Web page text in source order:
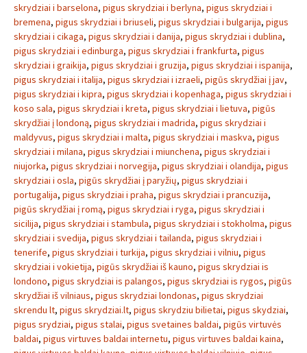
skrydziai i barselona, pigus skrydziai i berlyna, pigus skrydziai i
bremena, pigus skrydziai i briuseli, pigus skrydziai i bulgarija, pigus
skrydziai i cikaga, pigus skrydziai i danija, pigus skrydziai i dublina,
pigus skrydziai i edinburga, pigus skrydziai i frankfurta, pigus
skrydziai i graikija, pigus skrydziai i gruzija, pigus skrydziai i ispanija,
pigus skrydziai i italija, pigus skrydziai i izraeli, pigūs skrydžiai į jav,
pigus skrydziai i kipra, pigus skrydziai i kopenhaga, pigus skrydziai i
koso sala, pigus skrydziai i kreta, pigus skrydziai i lietuva, pigūs
skrydžiai į londoną, pigus skrydziai i madrida, pigus skrydziai i
maldyvus, pigus skrydziai i malta, pigus skrydziai i maskva, pigus
skrydziai i milana, pigus skrydziai i miunchena, pigus skrydziai i
niujorka, pigus skrydziai i norvegija, pigus skrydziai i olandija, pigus
skrydziai i osla, pigūs skrydžiai į paryžių, pigus skrydziai i
portugalija, pigus skrydziai i praha, pigus skrydziai i prancuzija,
pigūs skrydžiai į romą, pigus skrydziai i ryga, pigus skrydziai i
sicilija, pigus skrydziai i stambula, pigus skrydziai i stokholma, pigus
skrydziai i svedija, pigus skrydziai i tailanda, pigus skrydziai i
tenerife, pigus skrydziai i turkija, pigus skrydziai i vilniu, pigus
skrydziai i vokietija, pigūs skrydžiai iš kauno, pigus skrydziai is
londono, pigus skrydziai is palangos, pigus skrydziai is rygos, pigūs
skrydžiai iš vilniaus, pigus skrydziai londonas, pigus skrydziai
skrendu lt, pigus skrydziai.lt, pigus skrydziu bilietai, pigus skydziai,
pigus srydziai, pigus stalai, pigus svetaines baldai, pigūs virtuvės
baldai, pigus virtuves baldai internetu, pigus virtuves baldai kaina,